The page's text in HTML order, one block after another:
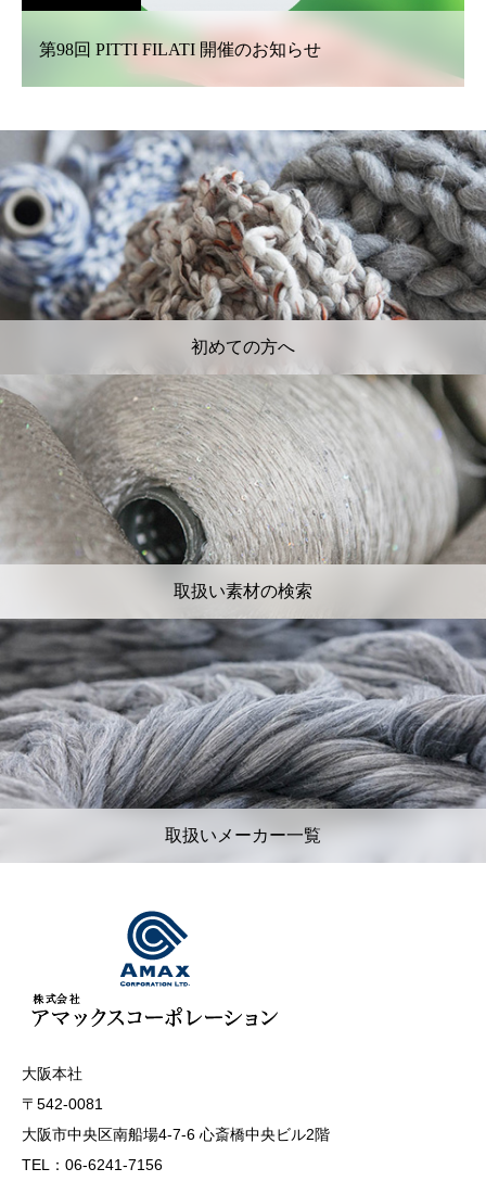
第98回 PITTI FILATI 開催のお知らせ
初めての方へ
取扱い素材の検索
取扱いメーカー一覧
大阪本社
〒542-0081
大阪市中央区南船場4-7-6 心斎橋中央ビル2階
TEL：06-6241-7156